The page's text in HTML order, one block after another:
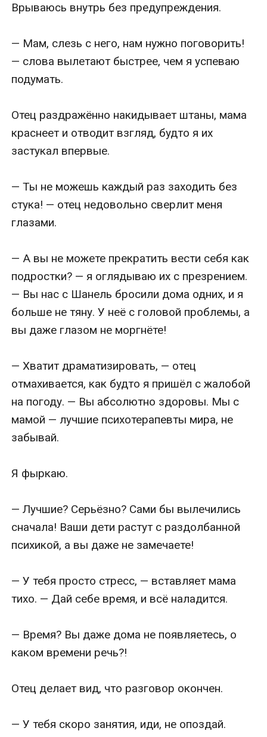
Врываюсь внутрь без предупреждения.
— Мам, слезь с него, нам нужно поговорить!
— слова вылетают быстрее, чем я успеваю
подумать.
Отец раздражённо накидывает штаны, мама
краснеет и отводит взгляд, будто я их
застукал впервые.
— Ты не можешь каждый раз заходить без
стука! — отец недовольно сверлит меня
глазами.
— А вы не можете прекратить вести себя как
подростки? — я оглядываю их с презрением.
— Вы нас с Шанель бросили дома одних, и я
больше не тяну. У неё с головой проблемы, а
вы даже глазом не моргнёте!
— Хватит драматизировать, — отец
отмахивается, как будто я пришёл с жалобой
на погоду. — Вы абсолютно здоровы. Мы с
мамой — лучшие психотерапевты мира, не
забывай.
Я фыркаю.
— Лучшие? Серьёзно? Сами бы вылечились
сначала! Ваши дети растут с раздолбанной
психикой, а вы даже не замечаете!
— У тебя просто стресс, — вставляет мама
тихо. — Дай себе время, и всё наладится.
— Время? Вы даже дома не появляетесь, о
каком времени речь?!
Отец делает вид, что разговор окончен.
— У тебя скоро занятия, иди, не опоздай.